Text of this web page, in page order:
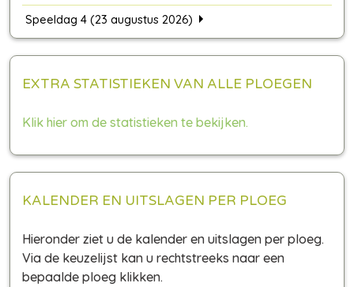
Speeldag 4 (23 augustus 2026)
EXTRA STATISTIEKEN VAN ALLE PLOEGEN
Klik hier om de statistieken te bekijken.
KALENDER EN UITSLAGEN PER PLOEG
Hieronder ziet u de kalender en uitslagen per ploeg.
Via de keuzelijst kan u rechtstreeks naar een
bepaalde ploeg klikken.